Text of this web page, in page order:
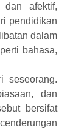
dan afektif,
pendidikan
dalam
bahasa,
seseorang.
dan
bersifat